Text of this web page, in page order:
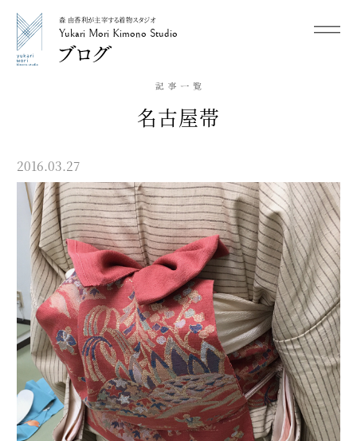
Yukari Mori Kimono Studio
森 由香利が主宰する着物スタジオ
Yukari Mori Kimono Studio メニュー
名古屋帯
2016.03.27